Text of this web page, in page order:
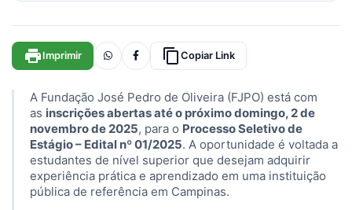
print Imprimir content_copy Copiar Link
A Fundação José Pedro de Oliveira (FJPO) está com
as inscrições abertas até o próximo domingo, 2 de
novembro de 2025, para o Processo Seletivo de
Estágio – Edital nº 01/2025. A oportunidade é voltada a
estudantes de nível superior que desejam adquirir
experiência prática e aprendizado em uma instituição
pública de referência em Campinas.